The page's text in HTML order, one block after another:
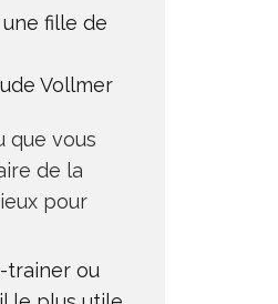
fille de
Vollmer
que vous
de la
pour
trainer ou